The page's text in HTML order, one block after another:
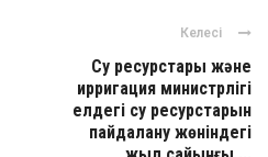
Келесі
Су ресурстары және
ирригация министрлігі
елдегі су ресурстарын
пайдалану жөніндегі